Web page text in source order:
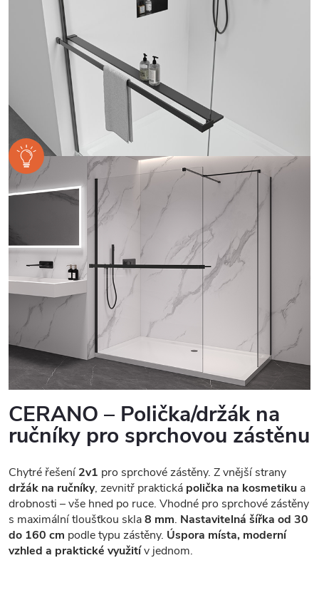
CERANO – Polička/držák na
ručníky pro sprchovou zástěnu
Chytré řešení2v1 pro sprchové zástěny. Z vnější strany
držák na ručníky, zevnitř praktická polička na kosmetiku a
drobnosti – vše hned po ruce. Vhodné pro sprchové zástěny
s maximální tloušťkou skla8 mm. Nastavitelná šířka od 30
do 160 cm podle typu zástěny. Úspora místa, moderní
vzhled a praktické využitív jednom.